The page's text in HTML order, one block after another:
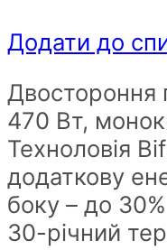
NORDSKA
OP470M48-
NT7-
BF
quantity
Додати до
Двостороння
470 Вт,
Техноловія
додаткову
боку – до 30%
30-річний